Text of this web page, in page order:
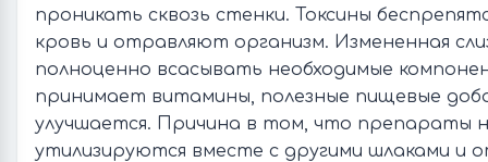
проникать сквозь стенки. Токсины
кровь и отравляют организм. Измененная
полноценно всасывать необходимые
принимает витамины, полезные пищевые
улучшается. Причина в том, что препараты
утилизируются вместе с другими шлаками и